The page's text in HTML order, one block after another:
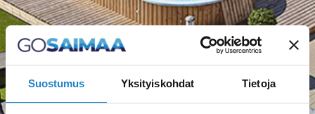
Suostumus Yksityiskohdat Tietoja